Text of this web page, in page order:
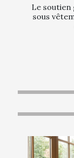
Le soutien
sous